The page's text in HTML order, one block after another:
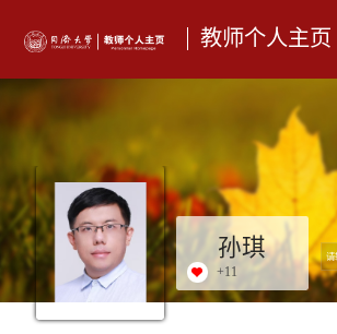
教师个人主页
孙琪
+11